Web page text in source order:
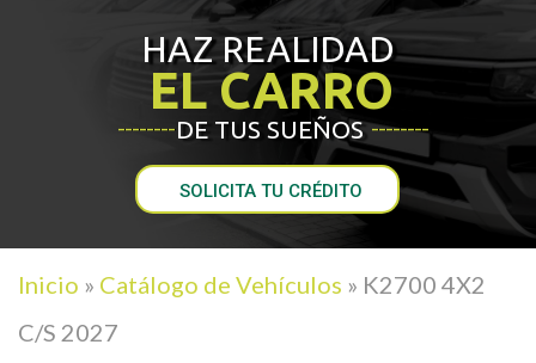
EL CARRO
HAZ REALIDAD
SOLICITA TU CRÉDITO
DE TUS SUEÑOS ________
________
Inicio » Catálogo de Vehículos » K2700 4X2
C/S 2027